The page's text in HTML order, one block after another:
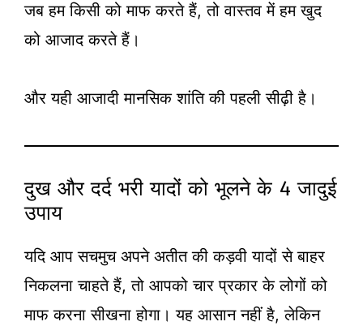
जब हम किसी को माफ करते हैं, तो वास्तव में हम खुद
को आजाद करते हैं।
और यही आजादी मानसिक शांति की पहली सीढ़ी है।
दुख और दर्द भरी यादों को भूलने के 4 जादुई
उपाय
यदि आप सचमुच अपने अतीत की कड़वी यादों से बाहर
निकलना चाहते हैं, तो आपको चार प्रकार के लोगों को
माफ करना सीखना होगा। यह आसान नहीं है, लेकिन